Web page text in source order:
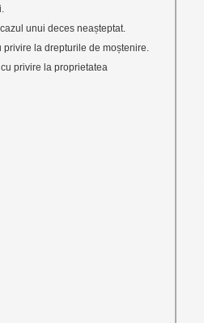
unui deces neașteptat.
la drepturile de moștenire.
privire la proprietatea